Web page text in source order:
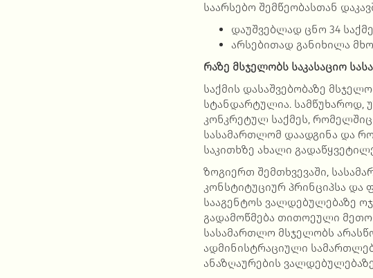
საარსებო შემწეობასთან
დაუშვებლად ცნო 34
არსებითად განიხილა
რაზე მსჯელობს საკასაციო
საქმის დასაშვებობაზე
სტანდარტულია. სამწუხაროდ,
კონკრეტულ საქმეს,
სასამართლომ დაადგინა და
საკითხზე ახალი
ზოგიერთ შემთხვევაში,
კონსტიტუციურ პრინციპსა
სააგენტოს ვალდებულებაზე
გადამოწმება თითოეული
სასამართლო მსჯელობს
ადმინისტრაციული
ანაზღაურების